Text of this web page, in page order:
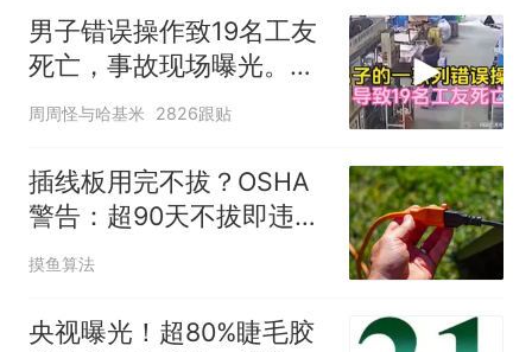
大风力14级
热 十多万人报名的考试，成绩
全部作废，公平么？
男子错误操作致19名工友
死亡，事故现场曝光。一
场悲剧的警示
周周怪与哈基米 2826跟贴
插线板用完不拔？OSHA
警告：超90天不拔即违
规，后果可能致命
摸鱼算法
央视曝光！超80%睫毛胶